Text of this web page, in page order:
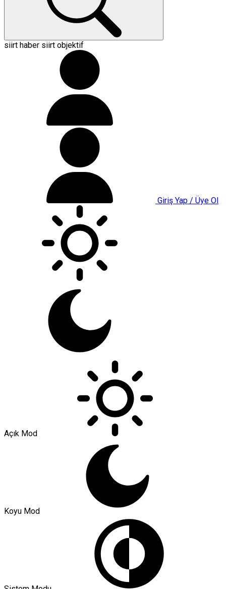
siirt haber siirt objektif
Giriş Yap / Üye Ol
Açık Mod
Koyu Mod